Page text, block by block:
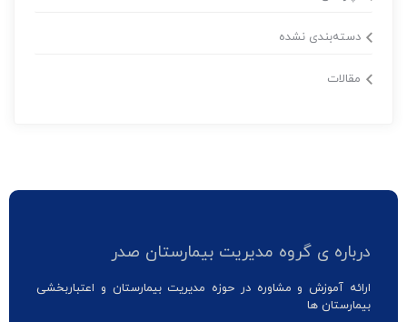
دسته‌بندی نشده
مقالات
درباره ی گروه مدیریت بیمارستان صدر
ارائه آموزش و مشاوره در حوزه مدیریت بیمارستان و اعتباربخشی
بیمارستان ها